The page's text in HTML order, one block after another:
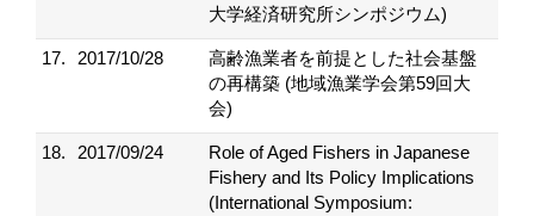
大学経済研究所シンポジウム)
17. 2017/10/28
高齢漁業者を前提とした社会基盤
の再構築 (地域漁業学会第59回大
会)
18. 2017/09/24
Role of Aged Fishers in Japanese
Fishery and Its Policy Implications
(International Symposium: